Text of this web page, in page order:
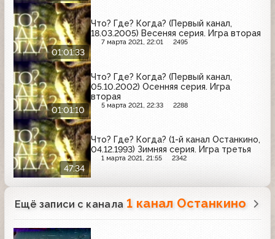
01:01:33
Что? Где? Когда? (Первый канал,
18.03.2005) Весеняя серия. Игра вторая
7 марта 2021, 22:01 2495
01:01:10
Что? Где? Когда? (Первый канал,
05.10.2002) Осенняя серия. Игра
вторая
5 марта 2021, 22:33 2288
47:34
Что? Где? Когда? (1-й канал Останкино,
04.12.1993) Зимняя серия. Игра третья
1 марта 2021, 21:55 2342
Ещё записи с канала 1 канал Останкино